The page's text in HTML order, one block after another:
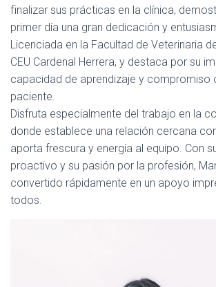
finalizar sus prácticas en la clínica,
primer día una gran dedicación y
Licenciada en la Facultad de Veterinaria
CEU Cardenal Herrera, y destaca por su
capacidad de aprendizaje y compromiso
paciente.
Disfruta especialmente del trabajo en la
donde establece una relación cercana
aporta frescura y energía al equipo. Con
proactivo y su pasión por la profesión,
convertido rápidamente en un apoyo
todos.